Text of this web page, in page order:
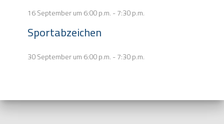
16 September um 6:00 p.m.-7:30 p.m.
Sportabzeichen
30 September um 6:00 p.m.-7:30 p.m.